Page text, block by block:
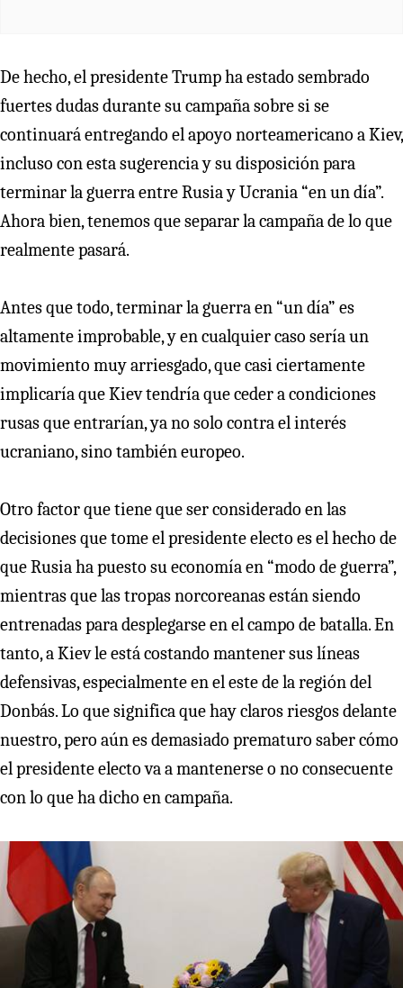
De hecho, el presidente Trump ha estado sembrado
fuertes dudas durante su campaña sobre si se
continuará entregando el apoyo norteamericano a Kiev,
incluso con esta sugerencia y su disposición para
terminar la guerra entre Rusia y Ucrania “en un día”.
Ahora bien, tenemos que separar la campaña de lo que
realmente pasará.
Antes que todo, terminar la guerra en “un día” es
altamente improbable, y en cualquier caso sería un
movimiento muy arriesgado, que casi ciertamente
implicaría que Kiev tendría que ceder a condiciones
rusas que entrarían, ya no solo contra el interés
ucraniano, sino también europeo.
Otro factor que tiene que ser considerado en las
decisiones que tome el presidente electo es el hecho de
que Rusia ha puesto su economía en “modo de guerra”,
mientras que las tropas norcoreanas están siendo
entrenadas para desplegarse en el campo de batalla. En
tanto, a Kiev le está costando mantener sus líneas
defensivas, especialmente en el este de la región del
Donbás. Lo que significa que hay claros riesgos delante
nuestro, pero aún es demasiado prematuro saber cómo
el presidente electo va a mantenerse o no consecuente
con lo que ha dicho en campaña.